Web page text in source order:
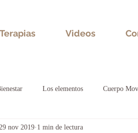
Terapias Videos
Los elementos Cuerpo
29 nov 2019 1 min de lectura